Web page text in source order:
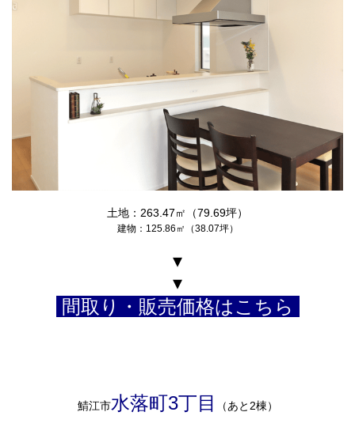
土地：263.47㎡（79.69坪）
建物：125.86㎡（38.07坪）
▾
▾
間取り・販売価格はこちら
鯖江市水落町3丁目 （あと2棟）